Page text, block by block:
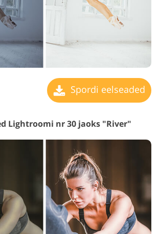
Spordi eelseaded
Lightroomi nr 30 jaoks "River"